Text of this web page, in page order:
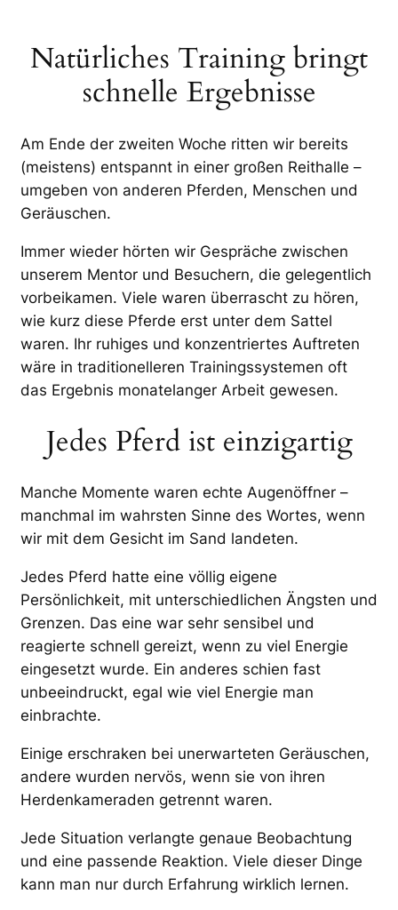
Natürliches Training bringt
schnelle Ergebnisse
Am Ende der zweiten Woche ritten wir bereits
(meistens) entspannt in einer großen Reithalle –
umgeben von anderen Pferden, Menschen und
Geräuschen.
Immer wieder hörten wir Gespräche zwischen
unserem Mentor und Besuchern, die gelegentlich
vorbeikamen. Viele waren überrascht zu hören,
wie kurz diese Pferde erst unter dem Sattel
waren. Ihr ruhiges und konzentriertes Auftreten
wäre in traditionelleren Trainingssystemen oft
das Ergebnis monatelanger Arbeit gewesen.
Jedes Pferd ist einzigartig
Manche Momente waren echte Augenöffner –
manchmal im wahrsten Sinne des Wortes, wenn
wir mit dem Gesicht im Sand landeten.
Jedes Pferd hatte eine völlig eigene
Persönlichkeit, mit unterschiedlichen Ängsten und
Grenzen. Das eine war sehr sensibel und
reagierte schnell gereizt, wenn zu viel Energie
eingesetzt wurde. Ein anderes schien fast
unbeeindruckt, egal wie viel Energie man
einbrachte.
Einige erschraken bei unerwarteten Geräuschen,
andere wurden nervös, wenn sie von ihren
Herdenkameraden getrennt waren.
Jede Situation verlangte genaue Beobachtung
und eine passende Reaktion. Viele dieser Dinge
kann man nur durch Erfahrung wirklich lernen.